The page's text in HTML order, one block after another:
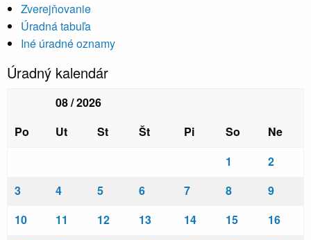
Zverejňovanie
Úradná tabuľa
Iné úradné oznamy
Úradný kalendár
08 / 2026
Po
Ut St Št Pi So
Ne
1
2
3
4 5 6 7 8
9
10
11 12 13 14 15
16